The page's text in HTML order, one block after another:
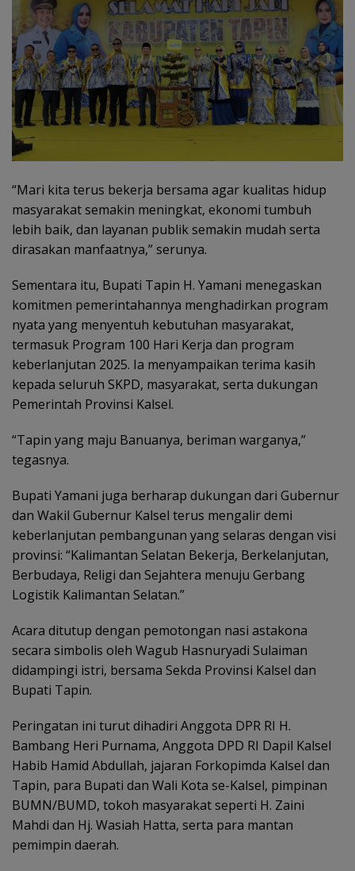
“Mari kita terus bekerja bersama agar kualitas hidup
masyarakat semakin meningkat, ekonomi tumbuh
lebih baik, dan layanan publik semakin mudah serta
dirasakan manfaatnya,” serunya.
Sementara itu, Bupati Tapin H. Yamani menegaskan
komitmen pemerintahannya menghadirkan program
nyata yang menyentuh kebutuhan masyarakat,
termasuk Program 100 Hari Kerja dan program
keberlanjutan 2025. Ia menyampaikan terima kasih
kepada seluruh SKPD, masyarakat, serta dukungan
Pemerintah Provinsi Kalsel.
“Tapin yang maju Banuanya, beriman warganya,”
tegasnya.
Bupati Yamani juga berharap dukungan dari Gubernur
dan Wakil Gubernur Kalsel terus mengalir demi
keberlanjutan pembangunan yang selaras dengan visi
provinsi: “Kalimantan Selatan Bekerja, Berkelanjutan,
Berbudaya, Religi dan Sejahtera menuju Gerbang
Logistik Kalimantan Selatan.”
Acara ditutup dengan pemotongan nasi astakona
secara simbolis oleh Wagub Hasnuryadi Sulaiman
didampingi istri, bersama Sekda Provinsi Kalsel dan
Bupati Tapin.
Peringatan ini turut dihadiri Anggota DPR RI H.
Bambang Heri Purnama, Anggota DPD RI Dapil Kalsel
Habib Hamid Abdullah, jajaran Forkopimda Kalsel dan
Tapin, para Bupati dan Wali Kota se-Kalsel, pimpinan
BUMN/BUMD, tokoh masyarakat seperti H. Zaini
Mahdi dan Hj. Wasiah Hatta, serta para mantan
pemimpin daerah.